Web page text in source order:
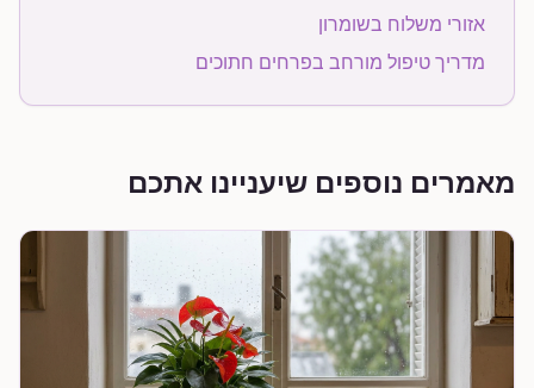
אזורי משלוח בשומרון
מדריך טיפול מורחב בפרחים חתוכים
מאמרים נוספים שיעניינו אתכם